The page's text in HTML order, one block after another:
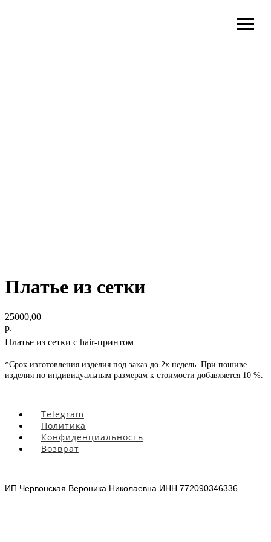
Платье из сетки
25000,00
р.
Платье из сетки с hair-принтом
*Срок изготовления изделия под заказ до 2х недель. При пошиве
изделия по индивидуальным размерам к стоимости добавляется 10 %.
Telegram
Политика
Конфиденциальность
Возврат
ИП Червонская Вероника Николаевна ИНН 772090346336